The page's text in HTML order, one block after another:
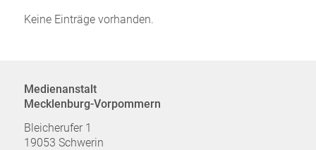
Keine Einträge vorhanden.
Medienanstalt
Mecklenburg-Vorpommern
Bleicherufer 1
19053 Schwerin